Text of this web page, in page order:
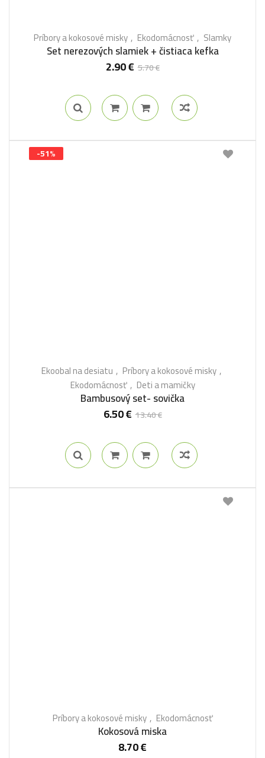
Príbory a kokosové misky Ekodomácnosť Slamky
Set nerezových slamiek + čistiaca kefka
5.70€
2.90€
-51%
Ekoobal na desiatu
Príbory a kokosové misky
Ekodomácnosť
Deti a mamičky
Bambusový set- sovička
13.40€
6.50€
Príbory a kokosové misky Ekodomácnosť
Kokosová miska
8.70€